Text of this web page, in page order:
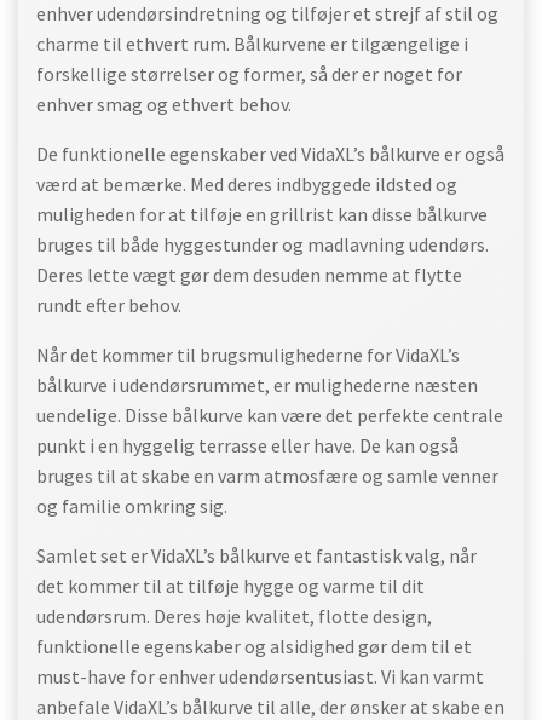
enhver udendørsindretning og tilføjer et strejf af stil og
charme til ethvert rum. Bålkurvene er tilgængelige i
forskellige størrelser og former, så der er noget for
enhver smag og ethvert behov.
De funktionelle egenskaber ved VidaXL’s bålkurve er også
værd at bemærke. Med deres indbyggede ildsted og
muligheden for at tilføje en grillrist kan disse bålkurve
bruges til både hyggestunder og madlavning udendørs.
Deres lette vægt gør dem desuden nemme at flytte
rundt efter behov.
Når det kommer til brugsmulighederne for VidaXL’s
bålkurve i udendørsrummet, er mulighederne næsten
uendelige. Disse bålkurve kan være det perfekte centrale
punkt i en hyggelig terrasse eller have. De kan også
bruges til at skabe en varm atmosfære og samle venner
og familie omkring sig.
Samlet set er VidaXL’s bålkurve et fantastisk valg, når
det kommer til at tilføje hygge og varme til dit
udendørsrum. Deres høje kvalitet, flotte design,
funktionelle egenskaber og alsidighed gør dem til et
must-have for enhver udendørsentusiast. Vi kan varmt
anbefale VidaXL’s bålkurve til alle, der ønsker at skabe en